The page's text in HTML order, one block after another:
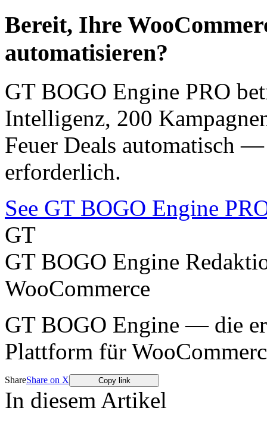
Bereit, Ihre
automatisieren?
GT BOGO Engine PRO
Intelligenz, 200
Feuer Deals automatisch
erforderlich.
See GT BOGO Engine
GT
GT BOGO Engine
WooCommerce
GT BOGO Engine — die
Plattform für
ShareShare on X Copy link
In diesem Artikel